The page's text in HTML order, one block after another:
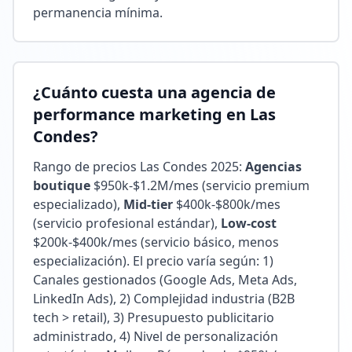
permanencia mínima.
¿Cuánto cuesta una agencia de
performance marketing en Las
Condes?
Rango de precios Las Condes 2025: Agencias
boutique $950k-$1.2M/mes (servicio premium
especializado), Mid-tier $400k-$800k/mes
(servicio profesional estándar), Low-cost
$200k-$400k/mes (servicio básico, menos
especialización). El precio varía según: 1)
Canales gestionados (Google Ads, Meta Ads,
LinkedIn Ads), 2) Complejidad industria (B2B
tech > retail), 3) Presupuesto publicitario
administrado, 4) Nivel de personalización